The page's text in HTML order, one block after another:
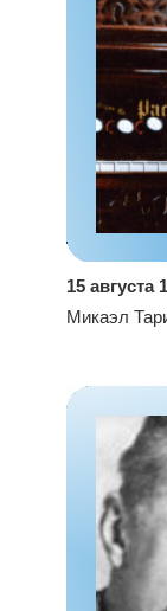
15 августа
Микаэл